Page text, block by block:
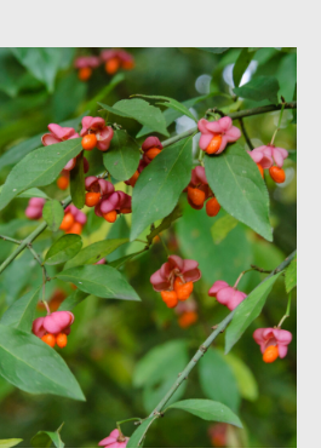
slideshow Items